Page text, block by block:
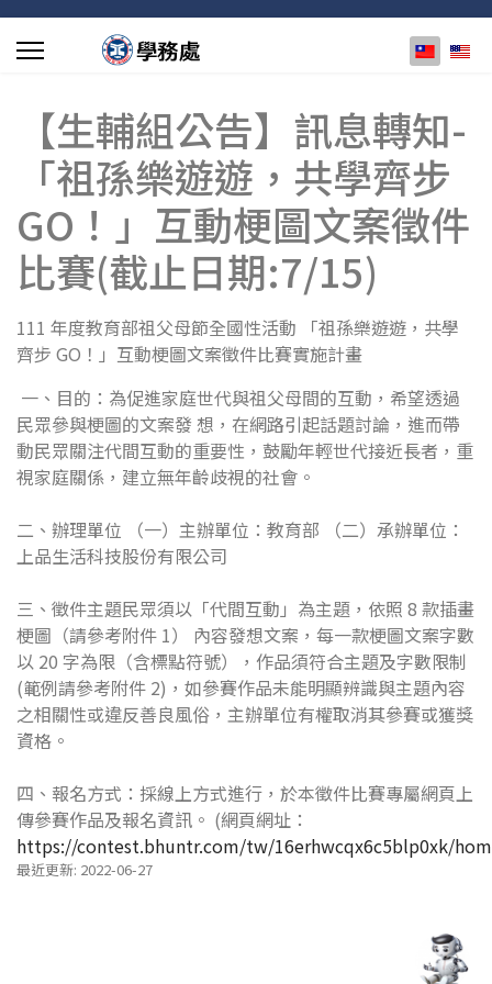
選擇你的
【生輔組公告】訊息轉知-
「祖孫樂遊遊，共學齊步
GO！」互動梗圖文案徵件
比賽(截止日期:7/15)
111 年度教育部祖父母節全國性活動 「祖孫樂遊遊，共學
齊步 GO！」互動梗圖文案徵件比賽實施計畫
一、目的：為促進家庭世代與祖父母間的互動，希望透過
民眾參與梗圖的文案發 想，在網路引起話題討論，進而帶
動民眾關注代間互動的重要性，鼓勵年輕世代接近長者，重
視家庭關係，建立無年齡歧視的社會。
二、辦理單位 （一）主辦單位：教育部 （二）承辦單位：
上品生活科技股份有限公司
三、徵件主題民眾須以「代間互動」為主題，依照 8 款插畫
梗圖（請參考附件 1） 內容發想文案，每一款梗圖文案字數
以 20 字為限（含標點符號），作品須符合主題及字數限制
(範例請參考附件 2)，如參賽作品未能明顯辨識與主題內容
之相關性或違反善良風俗，主辦單位有權取消其參賽或獲獎
資格。
四、報名方式：採線上方式進行，於本徵件比賽專屬網頁上
傳參賽作品及報名資訊。 (網頁網址：
https://contest.bhuntr.com/tw/16erhwcqx6c5blp0xk/
最近更新: 2022-06-27